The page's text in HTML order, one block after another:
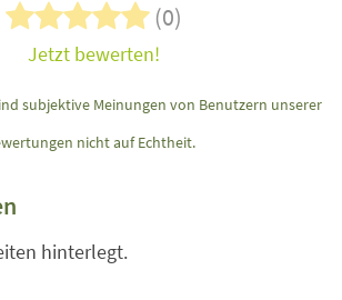
(0)
Jetzt bewerten!
subjektive Meinungen von Benutzern unserer
nicht auf Echtheit.
hinterlegt.